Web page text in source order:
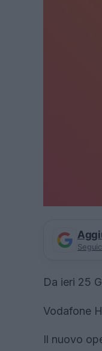
Da ieri 25
Vodafone
Il nuovo